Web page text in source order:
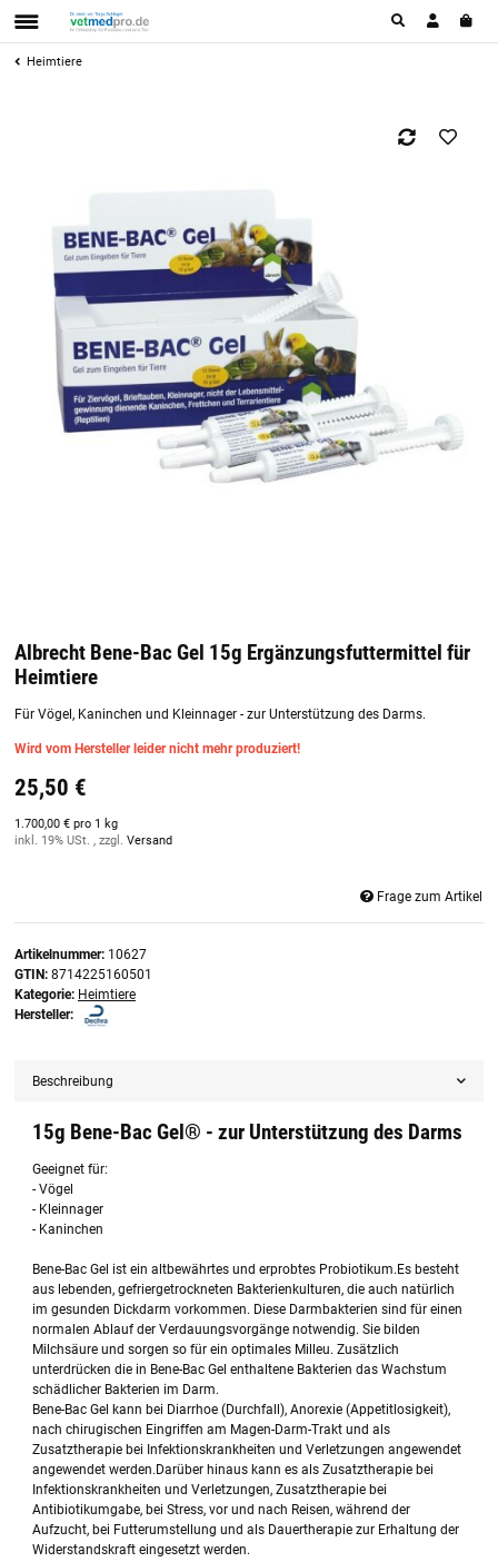
Heimtiere
Albrecht Bene-Bac Gel 15g Ergänzungsfuttermittel für
Heimtiere
Für Vögel, Kaninchen und Kleinnager - zur Unterstützung des Darms.
Wird vom Hersteller leider nicht mehr produziert!
25,50 €
1.700,00 € pro 1 kg
inkl. 19% USt. , zzgl. Versand
Frage zum Artikel
Artikelnummer: 10627
GTIN: 8714225160501
Kategorie: Heimtiere
Hersteller:
Beschreibung
15g Bene-Bac Gel® - zur Unterstützung des Darms
Geeignet für:
- Vögel
- Kleinnager
- Kaninchen
Bene-Bac Gel ist ein altbewährtes und erprobtes Probiotikum.Es besteht
aus lebenden, gefriergetrockneten Bakterienkulturen, die auch natürlich
im gesunden Dickdarm vorkommen. Diese Darmbakterien sind für einen
normalen Ablauf der Verdauungsvorgänge notwendig. Sie bilden
Milchsäure und sorgen so für ein optimales Milleu. Zusätzlich
unterdrücken die in Bene-Bac Gel enthaltene Bakterien das Wachstum
schädlicher Bakterien im Darm.
Bene-Bac Gel kann bei Diarrhoe (Durchfall), Anorexie (Appetitlosigkeit),
nach chirugischen Eingriffen am Magen-Darm-Trakt und als
Zusatztherapie bei Infektionskrankheiten und Verletzungen angewendet
angewendet werden.Darüber hinaus kann es als Zusatztherapie bei
Infektionskrankheiten und Verletzungen, Zusatztherapie bei
Antibiotikumgabe, bei Stress, vor und nach Reisen, während der
Aufzucht, bei Futterumstellung und als Dauertherapie zur Erhaltung der
Widerstandskraft eingesetzt werden.